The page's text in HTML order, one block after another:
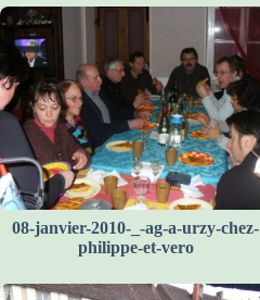
08-janvier-2010-_-ag-a-urzy-chez-
philippe-et-vero